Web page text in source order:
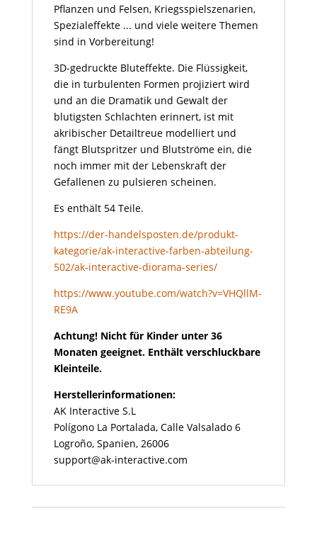
Pflanzen und Felsen, Kriegsspielszenarien,
Spezialeffekte ... und viele weitere Themen
sind in Vorbereitung!
3D-gedruckte Bluteffekte. Die Flüssigkeit,
die in turbulenten Formen projiziert wird
und an die Dramatik und Gewalt der
blutigsten Schlachten erinnert, ist mit
akribischer Detailtreue modelliert und
fängt Blutspritzer und Blutströme ein, die
noch immer mit der Lebenskraft der
Gefallenen zu pulsieren scheinen.
Es enthält 54 Teile.
https://der-handelsposten.de/produkt-
kategorie/ak-interactive-farben-abteilung-
502/ak-interactive-diorama-series/
https://www.youtube.com/watch?v=VHQllM-
RE9A
Achtung! Nicht für Kinder unter 36
Monaten geeignet. Enthält verschluckbare
Kleinteile.
Herstellerinformationen:
AK Interactive S.L
Polígono La Portalada, Calle Valsalado 6
Logroño, Spanien, 26006
support@ak-interactive.com